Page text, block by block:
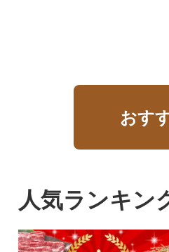
おす
人気ランキン